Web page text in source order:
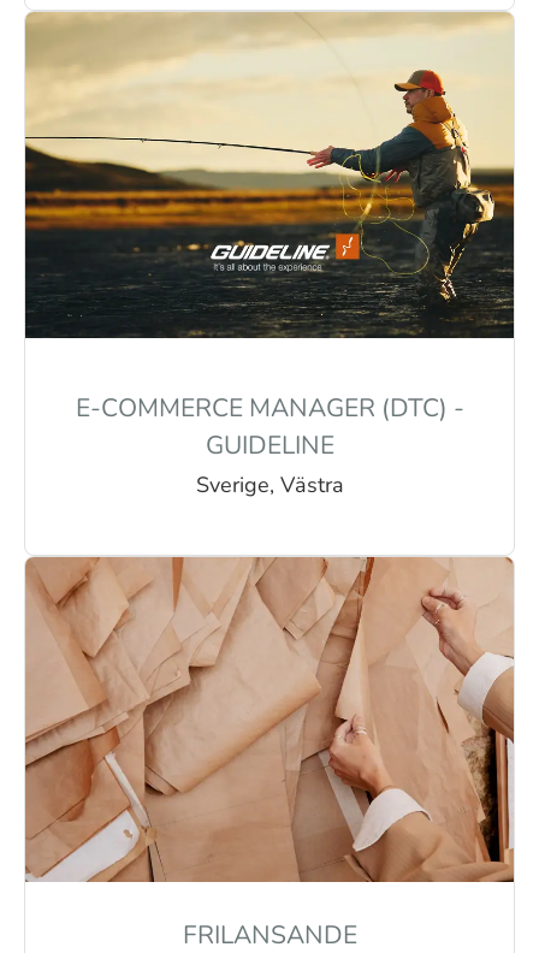
E-COMMERCE MANAGER (DTC) -
GUIDELINE
Sverige, Västra
FRILANSANDE